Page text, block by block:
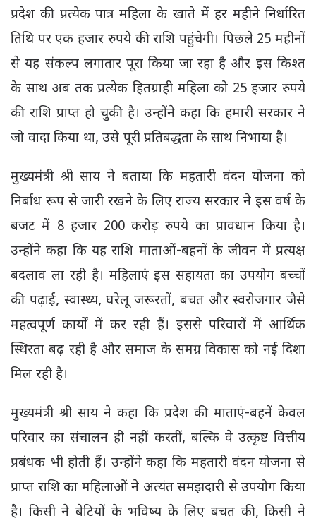
प्रदेश की प्रत्येक पात्र महिला के खाते में हर महीने निर्धारित
तिथि पर एक हजार रुपये की राशि पहुंचेगी। पिछले 25 महीनों
से यह संकल्प लगातार पूरा किया जा रहा है और इस किश्त
के साथ अब तक प्रत्येक हितग्राही महिला को 25 हजार रुपये
की राशि प्राप्त हो चुकी है। उन्होंने कहा कि हमारी सरकार ने
जो वादा किया था, उसे पूरी प्रतिबद्धता के साथ निभाया है।
मुख्यमंत्री श्री साय ने बताया कि महतारी वंदन योजना को
निर्बाध रूप से जारी रखने के लिए राज्य सरकार ने इस वर्ष के
बजट में 8 हजार 200 करोड़ रुपये का प्रावधान किया है।
उन्होंने कहा कि यह राशि माताओं-बहनों के जीवन में प्रत्यक्ष
बदलाव ला रही है। महिलाएं इस सहायता का उपयोग बच्चों
की पढ़ाई, स्वास्थ्य, घरेलू जरूरतों, बचत और स्वरोजगार जैसे
महत्वपूर्ण कार्यों में कर रही हैं। इससे परिवारों में आर्थिक
स्थिरता बढ़ रही है और समाज के समग्र विकास को नई दिशा
मिल रही है।
मुख्यमंत्री श्री साय ने कहा कि प्रदेश की माताएं-बहनें केवल
परिवार का संचालन ही नहीं करतीं, बल्कि वे उत्कृष्ट वित्तीय
प्रबंधक भी होती हैं। उन्होंने कहा कि महतारी वंदन योजना से
प्राप्त राशि का महिलाओं ने अत्यंत समझदारी से उपयोग किया
है। किसी ने बेटियों के भविष्य के लिए बचत की, किसी ने